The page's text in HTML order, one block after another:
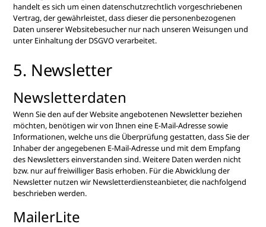
handelt es sich um einen datenschutzrechtlich vorgeschriebenen
Vertrag, der gewährleistet, dass dieser die personenbezogenen
Daten unserer Websitebesucher nur nach unseren Weisungen und
unter Einhaltung der DSGVO verarbeitet.
5. Newsletter
Newsletter­daten
Wenn Sie den auf der Website angebotenen Newsletter beziehen
möchten, benötigen wir von Ihnen eine E-Mail-Adresse sowie
Informationen, welche uns die Überprüfung gestatten, dass Sie der
Inhaber der angegebenen E-Mail-Adresse und mit dem Empfang
des Newsletters einverstanden sind. Weitere Daten werden nicht
bzw. nur auf freiwilliger Basis erhoben. Für die Abwicklung der
Newsletter nutzen wir Newsletterdiensteanbieter, die nachfolgend
beschrieben werden.
MailerLite